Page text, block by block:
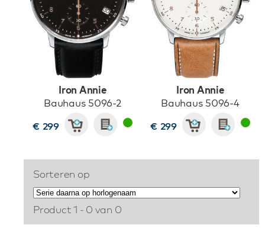
Iron Annie
Bauhaus 5096-2
€ 299
Iron Annie
Bauhaus 5096-4
€ 299
Sorteren op
Product 1 - 0 van 0